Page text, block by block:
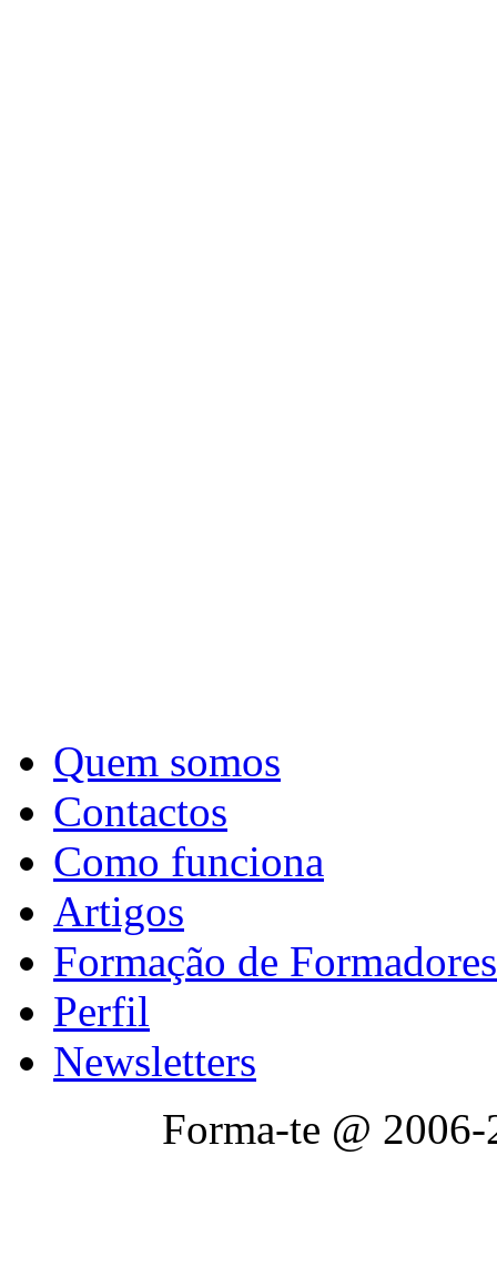
Quem somos
Contactos
Como funciona
Artigos
Formação de Formadores
Perfil
Newsletters
Forma-te @